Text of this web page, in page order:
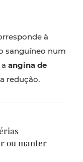
à
sanguíneo num
angina de
redução.
ou manter